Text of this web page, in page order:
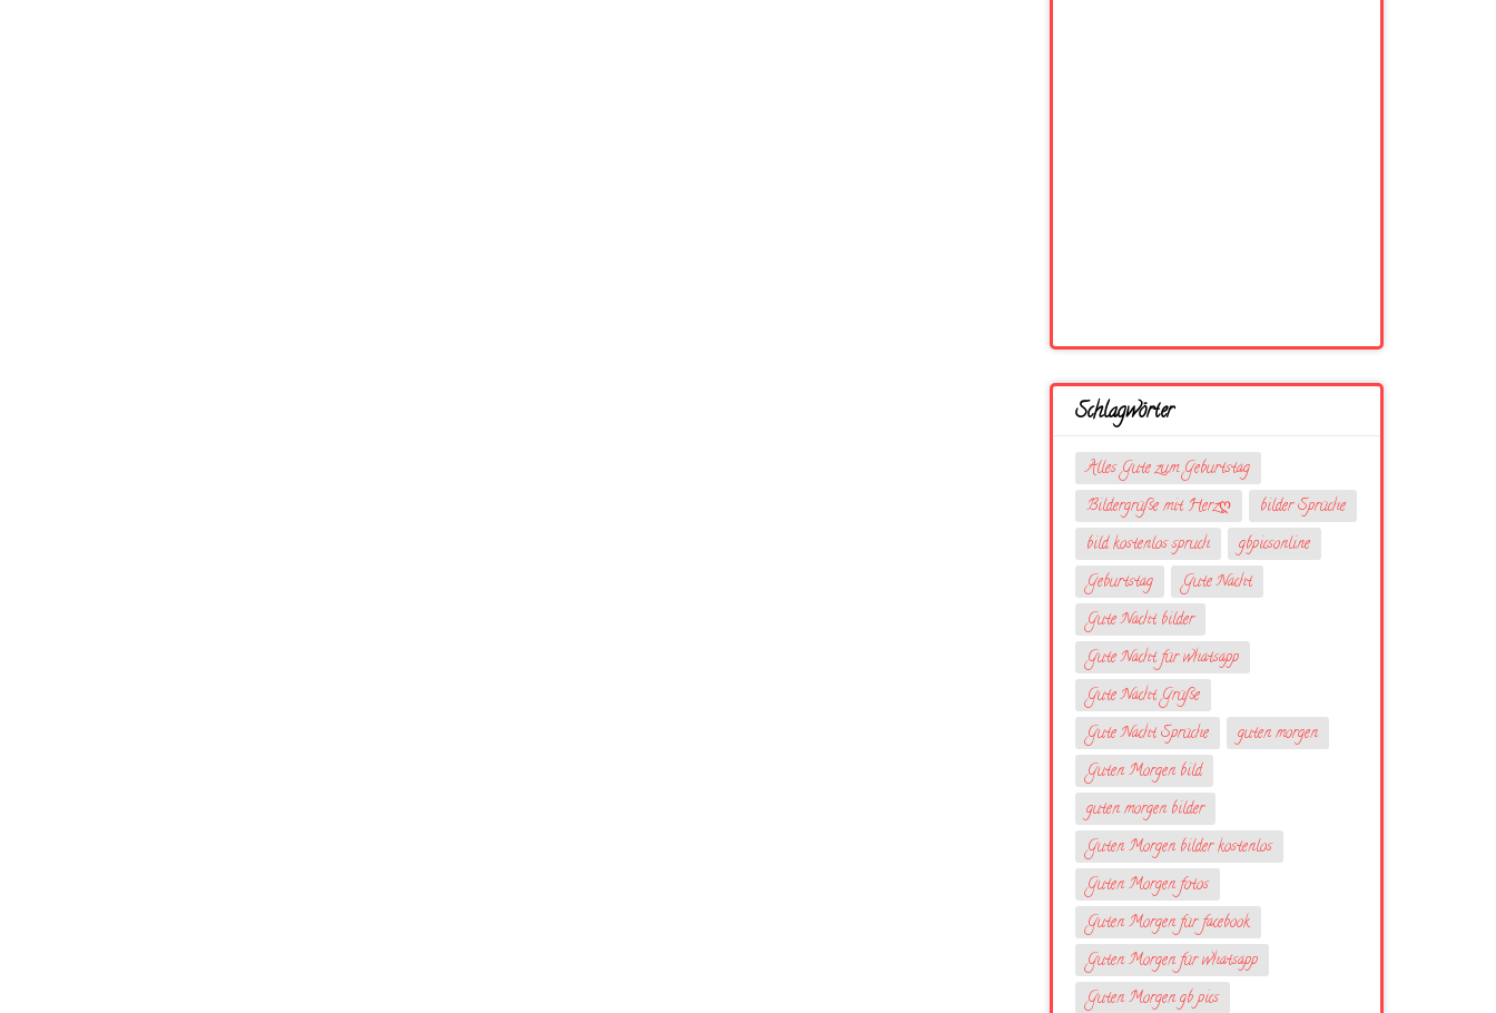
Schlagwörter
Alles Gute zum Geburtstag
Bildergrüße mit Herzღ
bilder Sprüche
bild kostenlos spruch
gbpicsonline
Geburtstag
Gute Nacht
Gute Nacht bilder
Gute Nacht für whatsapp
Gute Nacht Grüße
Gute Nacht Sprüche
guten morgen
Guten Morgen bild
guten morgen bilder
Guten Morgen bilder kostenlos
Guten Morgen fotos
Guten Morgen für facebook
Guten Morgen für whatsapp
Guten Morgen gb pics